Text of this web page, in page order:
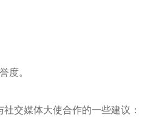
度。
交媒体大使合作的一些建议：